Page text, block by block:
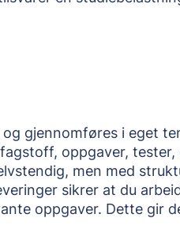
gjennomføres i eget
oppgaver, tester,
men med
sikrer at du
oppgaver. Dette gir